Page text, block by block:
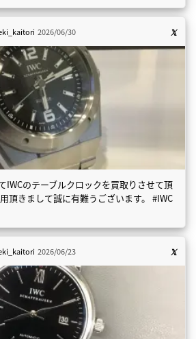
2026/06/30
IWCのテーブルクロックを買取りさせて頂
頂きまして誠に有難うございます。 #IWC
2026/06/23